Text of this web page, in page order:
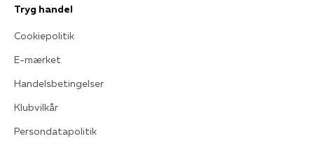
Tryg handel
Cookiepolitik
E-mærket
Handelsbetingelser
Klubvilkår
Persondatapolitik